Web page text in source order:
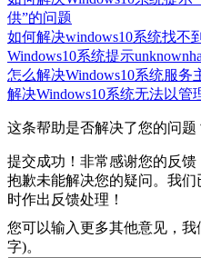
供”的问题
如何解决windows10系统找不
Windows10系统提示
怎么解决Windows10系统服
解决Windows10系统无法以管
这条帮助是否解决了您的问题
提交成功！非常感谢您的反馈
抱歉未能解决您的疑问。我
时作出反馈处理！
您可以输入更多其他意见，
字)。